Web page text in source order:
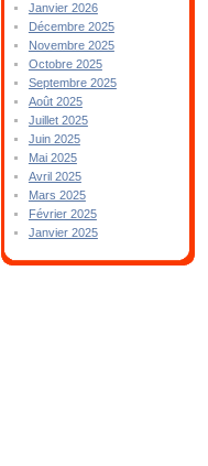
Janvier 2026
Décembre 2025
Novembre 2025
Octobre 2025
Septembre 2025
Août 2025
Juillet 2025
Juin 2025
Mai 2025
Avril 2025
Mars 2025
Février 2025
Janvier 2025